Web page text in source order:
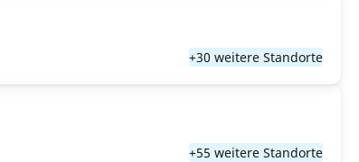
+30 weitere Standorte
+55 weitere Standorte